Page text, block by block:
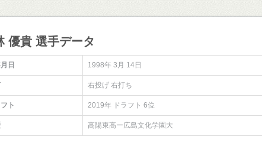
優貴 選手データ
日 1998年 3月 14日
右投げ 右打ち
フト 2019年 ドラフト 6位
高陽東高ー広島文化学園大